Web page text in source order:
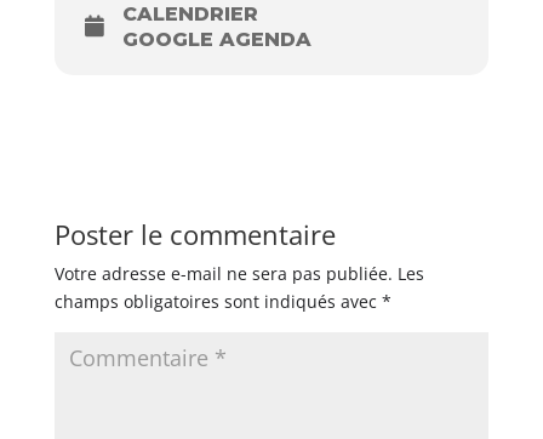
CALENDRIER
GOOGLE AGENDA
Poster le commentaire
Votre adresse e-mail ne sera pas publiée. Les
champs obligatoires sont indiqués avec *